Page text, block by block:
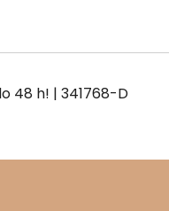
| 341768-D